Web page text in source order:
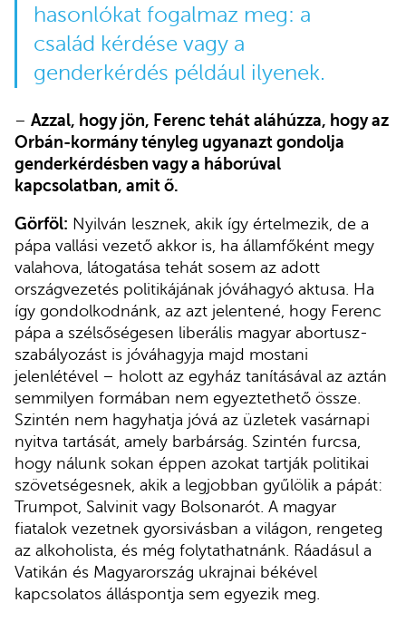
hasonlókat fogalmaz meg: a
család kérdése vagy a
genderkérdés például ilyenek.
– Azzal, hogy jön, Ferenc tehát aláhúzza, hogy az
Orbán-kormány tényleg ugyanazt gondolja
genderkérdésben vagy a háborúval
kapcsolatban, amit ő.
Görföl: Nyilván lesznek, akik így értelmezik, de a
pápa vallási vezető akkor is, ha államfőként megy
valahova, látogatása tehát sosem az adott
országvezetés politikájának jóváhagyó aktusa. Ha
így gondolkodnánk, az azt jelentené, hogy Ferenc
pápa a szélsőségesen liberális magyar abortusz-
szabályozást is jóváhagyja majd mostani
jelenlétével – holott az egyház tanításával az aztán
semmilyen formában nem egyeztethető össze.
Szintén nem hagyhatja jóvá az üzletek vasárnapi
nyitva tartását, amely barbárság. Szintén furcsa,
hogy nálunk sokan éppen azokat tartják politikai
szövetségesnek, akik a legjobban gyűlölik a pápát:
Trumpot, Salvinit vagy Bolsonarót. A magyar
fiatalok vezetnek gyorsivásban a világon, rengeteg
az alkoholista, és még folytathatnánk. Ráadásul a
Vatikán és Magyarország ukrajnai békével
kapcsolatos álláspontja sem egyezik meg.